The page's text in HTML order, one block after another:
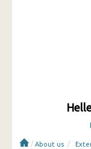
/ About us /